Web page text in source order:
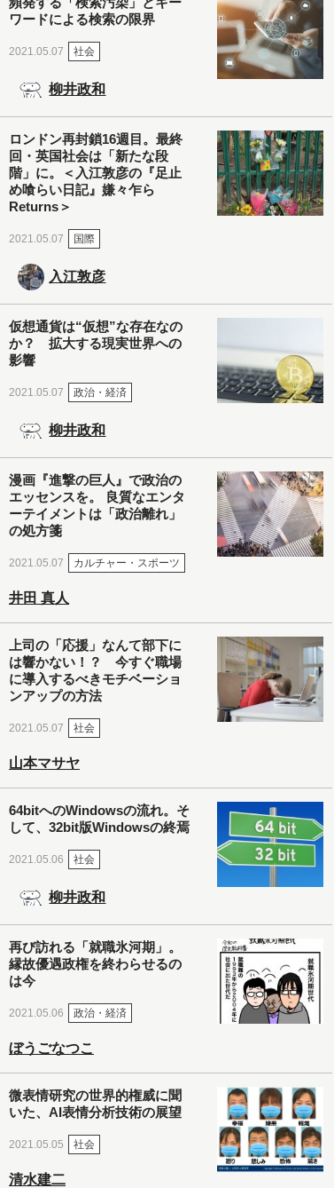
ワードによる検索の限界
2021.05.07 社会
柳井政和
ロンドン再封鎖16週目。最終
回・英国社会は「新たな段
階」に。＜入江敦彦の『足止
め喰らい日記』嫌々乍ら
Returns＞
2021.05.07 国際
入江敦彦
仮想通貨は“仮想”な存在なの
か？ 拡大する現実世界への
影響
2021.05.07 政治・経済
柳井政和
漫画『進撃の巨人』で政治の
エッセンスを。 良質なエンタ
ーテイメントは「政治離れ」
の処方箋
2021.05.07 カルチャー・スポーツ
井田 真人
上司の「応援」なんて部下に
は響かない！？ 今すぐ職場
に導入するべきモチベーショ
ンアップの方法
2021.05.07 社会
山本マサヤ
64bitへのWindowsの流れ。そ
して、32bit版Windowsの終焉
2021.05.06 社会
柳井政和
再び訪れる「就職氷河期」。
縁故優遇政権を終わらせるの
は今
2021.05.06 政治・経済
ぼうごなつこ
微表情研究の世界的権威に聞
いた、AI表情分析技術の展望
2021.05.05 社会
清水建二